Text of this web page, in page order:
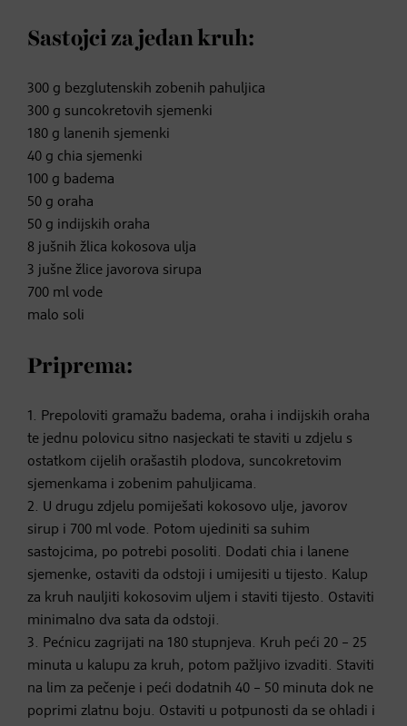
Sastojci za jedan kruh:
300 g bezglutenskih zobenih pahuljica
300 g suncokretovih sjemenki
180 g lanenih sjemenki
40 g chia sjemenki
100 g badema
50 g oraha
50 g indijskih oraha
8 jušnih žlica kokosova ulja
3 jušne žlice javorova sirupa
700 ml vode
malo soli
Priprema:
1. Prepoloviti gramažu badema, oraha i indijskih oraha
te jednu polovicu sitno nasjeckati te staviti u zdjelu s
ostatkom cijelih orašastih plodova, suncokretovim
sjemenkama i zobenim pahuljicama.
2. U drugu zdjelu pomiješati kokosovo ulje, javorov
sirup i 700 ml vode. Potom ujediniti sa suhim
sastojcima, po potrebi posoliti. Dodati chia i lanene
sjemenke, ostaviti da odstoji i umijesiti u tijesto. Kalup
za kruh nauljiti kokosovim uljem i staviti tijesto. Ostaviti
minimalno dva sata da odstoji.
3. Pećnicu zagrijati na 180 stupnjeva. Kruh peći 20 – 25
minuta u kalupu za kruh, potom pažljivo izvaditi. Staviti
na lim za pečenje i peći dodatnih 40 – 50 minuta dok ne
poprimi zlatnu boju. Ostaviti u potpunosti da se ohladi i